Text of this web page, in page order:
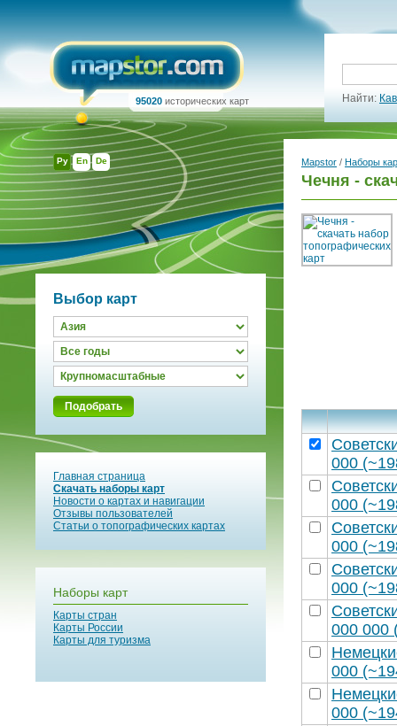
Ру En De
95020 исторических карт Найти:
Выбор карт
Подобрать
Главная страница
Скачать наборы карт
Новости о картах и навигации
Отзывы пользователей
Статьи о топографических картах
Наборы карт
Карты стран
Карты России
Карты для туризма
Mapstor / Наборы
Чечня -
000
000
000
000
000 000
000
000